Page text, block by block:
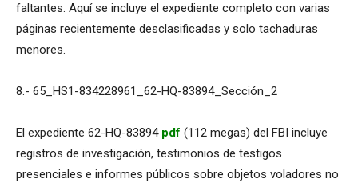
faltantes. Aquí se incluye el expediente completo con varias
páginas recientemente desclasificadas y solo tachaduras
menores.
8.- 65_HS1-834228961_62-HQ-83894_Sección_2
El expediente 62-HQ-83894 pdf (112 megas) del FBI incluye
registros de investigación, testimonios de testigos
presenciales e informes públicos sobre objetos voladores no